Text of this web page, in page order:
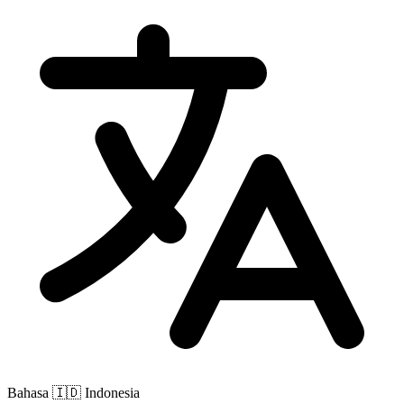
Bahasa 🇮🇩 Indonesia